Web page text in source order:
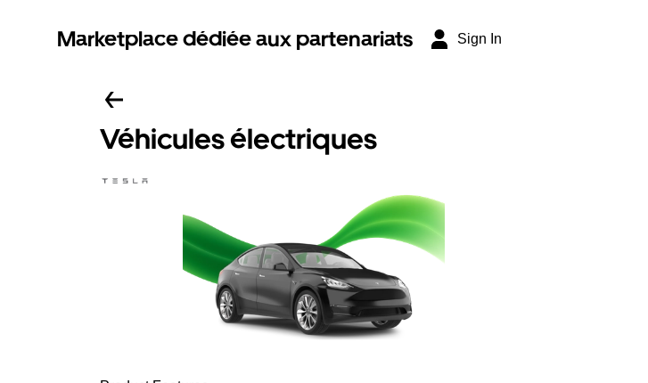
Marketplace dédiée aux partenariats Sign In
Véhicules électriques